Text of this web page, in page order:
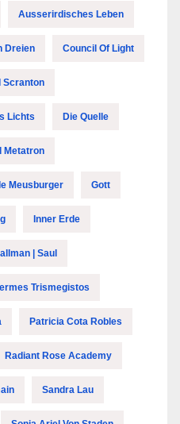
Ausserirdisches Leben
Dreien Council Of Light
Scranton
Lichts Die Quelle
Metatron
Meusburger Gott
Inner Erde
| Saul
Trismegistos
Patricia Cota Robles
Radiant Rose Academy
Sandra Lau